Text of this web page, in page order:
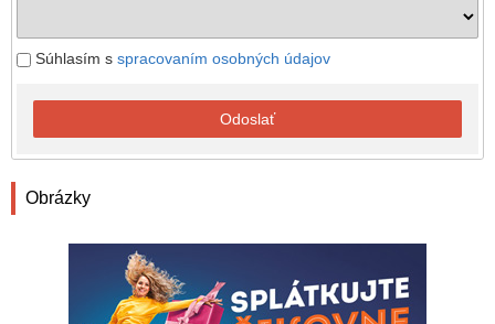
Súhlasím s spracovaním osobných údajov
Odoslať
Obrázky